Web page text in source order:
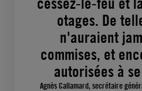
otages. De
n'auraient
commises, et
autorisées à
Agnès Callamard, secrétaire